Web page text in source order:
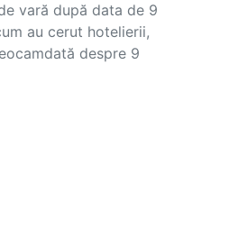
vară după data de 9
au cerut hotelierii,
despre 9